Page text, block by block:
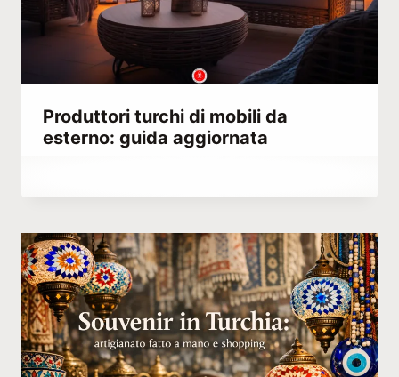
Produttori turchi di mobili da
esterno: guida aggiornata